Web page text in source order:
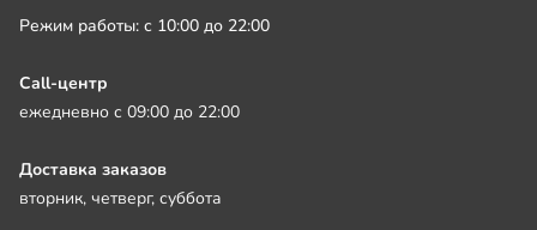
Режим работы: с 10:00 до 22:00
Call-центр
ежедневно с 09:00 до 22:00
Доставка заказов
вторник, четверг, суббота